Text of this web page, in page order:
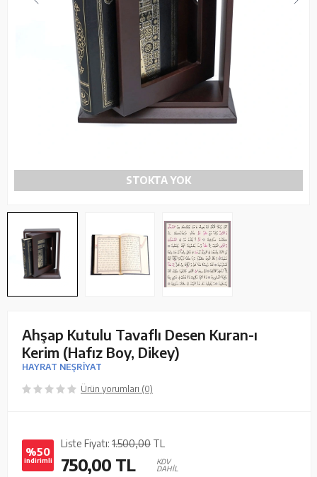
STOKTA YOK
Ahşap Kutulu Tavaflı Desen Kuran-ı
Kerim (Hafız Boy, Dikey)
HAYRAT NEŞRİYAT
Ürün yorumları (0)
%50
indirimli
Liste Fiyatı: 1.500,00 TL
750,00 TL
KDV
DAHİL